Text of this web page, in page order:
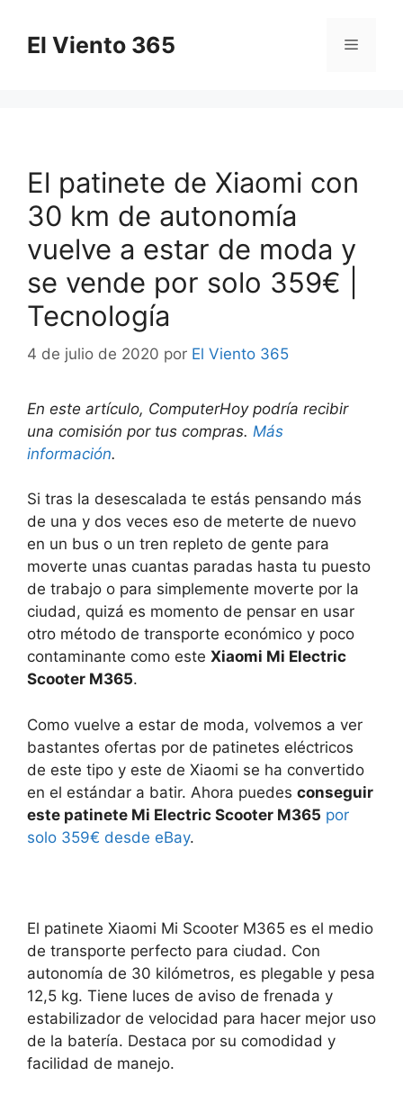
contenido
El Viento 365 Menú
El patinete de Xiaomi con
30 km de autonomía
vuelve a estar de moda y
se vende por solo 359€ |
Tecnología
4 de julio de 2020 por El Viento 365
En este artículo, ComputerHoy podría recibir
una comisión por tus compras. Más
información.
Si tras la desescalada te estás pensando más
de una y dos veces eso de meterte de nuevo
en un bus o un tren repleto de gente para
moverte unas cuantas paradas hasta tu puesto
de trabajo o para simplemente moverte por la
ciudad, quizá es momento de pensar en usar
otro método de transporte económico y poco
contaminante como este Xiaomi Mi Electric
Scooter M365.
Como vuelve a estar de moda, volvemos a ver
bastantes ofertas por de patinetes eléctricos
de este tipo y este de Xiaomi se ha convertido
en el estándar a batir. Ahora puedes conseguir
este patinete Mi Electric Scooter M365 por
solo 359€ desde eBay.
El patinete Xiaomi Mi Scooter M365 es el medio
de transporte perfecto para ciudad. Con
autonomía de 30 kilómetros, es plegable y pesa
12,5 kg. Tiene luces de aviso de frenada y
estabilizador de velocidad para hacer mejor uso
de la batería. Destaca por su comodidad y
facilidad de manejo.